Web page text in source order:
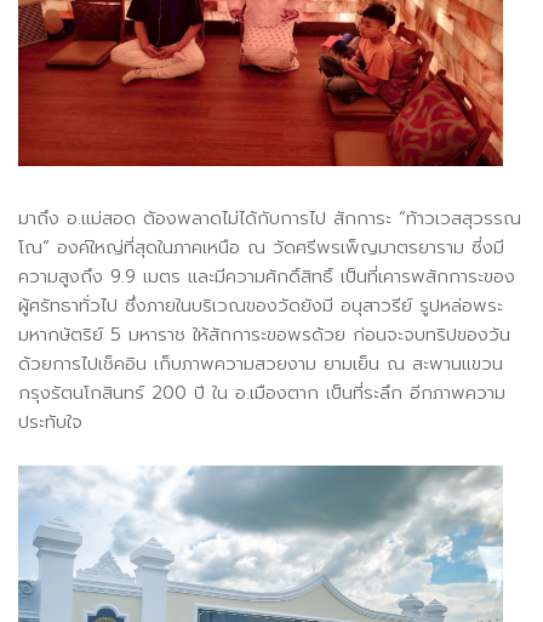
มาถึง อ.แม่สอด ต้องพลาดไม่ได้กับการไป สักการะ “ท้าวเวสสุวรรณ
โณ” องค์ใหญ่ที่สุดในภาคเหนือ ณ วัดศรีพรเพ็ญมาตรยาราม ซี่งมี
ความสูงถึง 9.9 เมตร และมีความศักดิ์สิทธิ์ เป็นที่เคารพสักการะของ
ผู้ศรัทธาทั่วไป ซึ่งภายในบริเวณของวัดยังมี อนุสาวรีย์ รูปหล่อพระ
มหากษัตริย์ 5 มหาราช ให้สักการะขอพรด้วย ก่อนจะจบทริปของวัน
ด้วยการไปเช็คอิน เก็บภาพความสวยงาม ยามเย็น ณ สะพานแขวน
กรุงรัตนโกสินทร์ 200 ปี ใน อ.เมืองตาก เป็นที่ระลึก อีกภาพความ
ประทับใจ